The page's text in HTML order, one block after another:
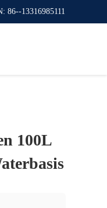
86--13316985111
100L